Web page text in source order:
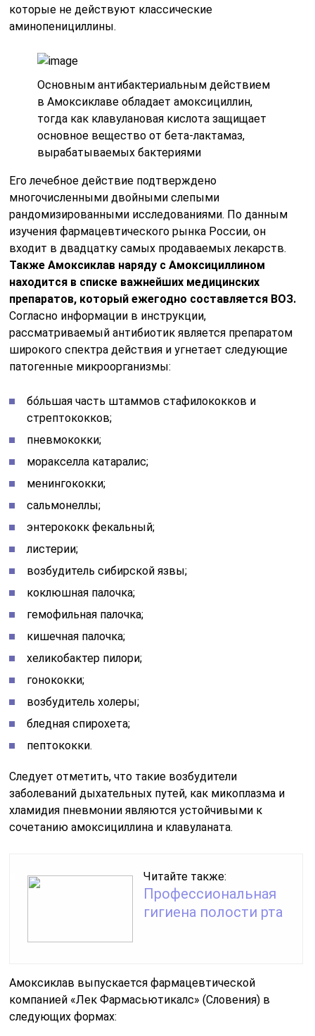
которые не действуют классические
аминопенициллины.
Основным антибактериальным действием
в Амоксиклаве обладает амоксициллин,
тогда как клавулановая кислота защищает
основное вещество от бета-лактамаз,
вырабатываемых бактериями
Его лечебное действие подтверждено
многочисленными двойными слепыми
рандомизированными исследованиями. По данным
изучения фармацевтического рынка России, он
входит в двадцатку самых продаваемых лекарств.
Также Амоксиклав наряду с Амоксициллином
находится в списке важнейших медицинских
препаратов, который ежегодно составляется ВОЗ.
Согласно информации в инструкции,
рассматриваемый антибиотик является препаратом
широкого спектра действия и угнетает следующие
патогенные микроорганизмы:
бо́льшая часть штаммов стафилококков и
стрептококков;
пневмококки;
моракселла катаралис;
менингококки;
сальмонеллы;
энтерококк фекальный;
листерии;
возбудитель сибирской язвы;
коклюшная палочка;
гемофильная палочка;
кишечная палочка;
хеликобактер пилори;
гонококки;
возбудитель холеры;
бледная спирохета;
пептококки.
Следует отметить, что такие возбудители
заболеваний дыхательных путей, как микоплазма и
хламидия пневмонии являются устойчивыми к
сочетанию амоксициллина и клавуланата.
Читайте также:
Профессиональная
гигиена полости рта
Амоксиклав выпускается фармацевтической
компанией «Лек Фармасьютикалс» (Словения) в
следующих формах: